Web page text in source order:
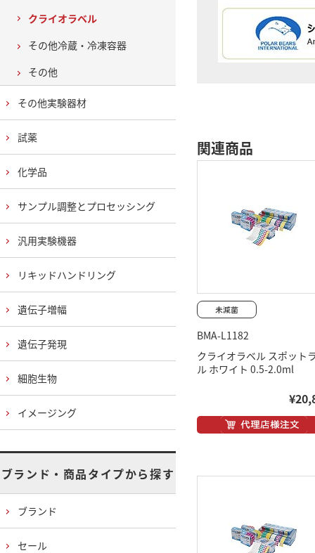
関連商品
BMA-L1182
クライオラベル スポット
ル ホワイト 0.5-2.0ml
クライオラベル
その他冷蔵・冷凍容器
その他
その他実験器材
試薬
化学品
サンプル調整とプロセッシング
汎用実験機器
リキッドハンドリング
遺伝子増幅
遺伝子発現
細胞生物
イメージング
ブランド・商品タイプから探す
ブランド
セール